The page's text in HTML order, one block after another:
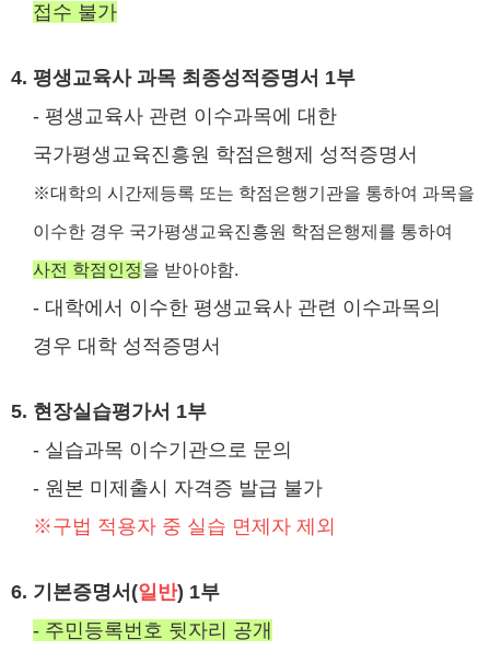
접수 불가
4. 평생교육사 과목 최종성적증명서 1부
- 평생교육사 관련 이수과목에 대한
국가평생교육진흥원 학점은행제 성적증명서
※대학의 시간제등록 또는 학점은행기관을 통하여 과목을
이수한 경우 국가평생교육진흥원 학점은행제를 통하여
사전 학점인정을 받아야함.
- 대학에서 이수한 평생교육사 관련 이수과목의
경우 대학 성적증명서
5. 현장실습평가서 1부
- 실습과목 이수기관으로 문의
- 원본 미제출시 자격증 발급 불가
※구법 적용자 중 실습 면제자 제외
6. 기본증명서(일반) 1부
- 주민등록번호 뒷자리 공개